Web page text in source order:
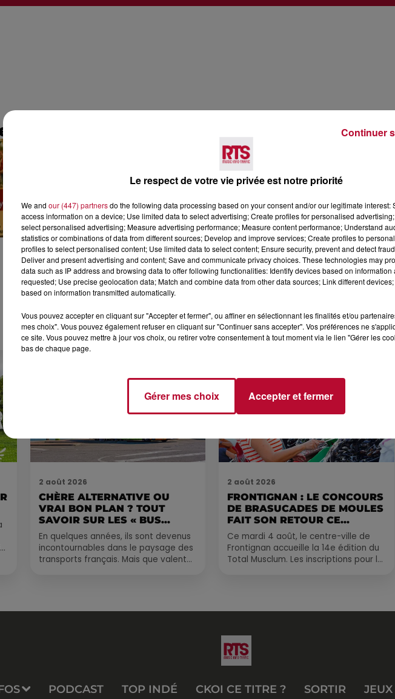
Sud Voir plus
4 août 2026
HÉRAULT, PYRÉNÉES-
ORIENTALES : TROIS SPOTS
DE SNORKELING À
Pas besoin de bouteilles de plongée
lourdes ni de diplômes complexes
pour observer la vie sous-marine. Cet
été, un masque, un tuba et une paire
3 août 2026
SOIRÉE DJ PLAYA
2 août 2026
CHÈRE ALTERNATIVE OU
VRAI BON PLAN ? TOUT
SAVOIR SUR LES « BUS...
En quelques années, ils sont devenus
incontournables dans le paysage des
transports français. Mais que valent
2 août 2026
FRONTIGNAN : LE CONCOURS
DE BRASUCADES DE MOULES
FAIT SON RETOUR CE...
Ce mardi 4 août, le centre-ville de
Frontignan accueille la 14e édition du
Total Musclum. Les inscriptions pour le
PODCAST TOP INDÉ CKOI CE TITRE ? SORTIR JEUX
Le respect de votre vie privée est notre priorité
We and our (447) partnersdo the following data processing based on your consent and/or our legitimate interest:
access information on a device; Use limited data to select advertising; Create profiles for personalised
select personalised advertising; Measure advertising performance; Measure content performance; Understand
statistics or combinations of data from different sources; Develop and improve services; Create profiles to
profiles to select personalised content; Use limited data to select content; Ensure security, prevent and detect
Deliver and present advertising and content; Save and communicate privacy choices. These technologies may
data such as IP address and browsing data to offer following functionalities: Identify devices based on information
requested; Use precise geolocation data; Match and combine data from other data sources; Link different
based on information transmitted automatically.
Vous pouvez accepter en cliquant sur "Accepter et fermer", ou affiner en sélectionnant les finalités et/ou
mes choix". Vous pouvez également refuser en cliquant sur "Continuer sans accepter". Vos préférences ne
ce site. Vous pouvez mettre à jour vos choix, ou retirer votre consentement à tout moment via le lien "Gérer les
bas de chaque page.
Gérer mes choix Accepter et fermer
Continuer